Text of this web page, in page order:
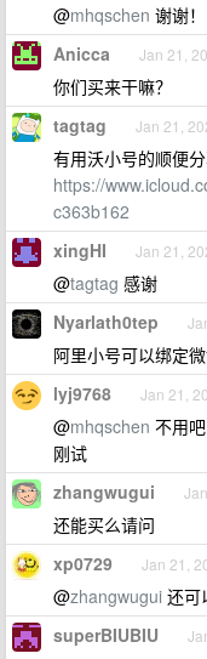
@mhqschen 谢谢！
Anicca Jan 21,
你们买来干嘛？
tagtag Jan 21,
有用沃小号的顺便
https://
c363b162
xingHI Jan 21,
@tagtag 感谢
Nyarlath0tep
阿里小号可以绑定微
lyj9768 Jan 21,
@mhqschen 不用
刚试
zhangwugui
还能买么请问
xp0729 Jan 21,
@zhangwugui 还可
superBIUBIU